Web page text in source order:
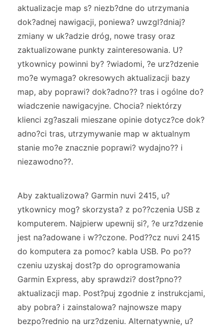
aktualizacje map s? niezb?dne do utrzymania
dok?adnej nawigacji, poniewa? uwzgl?dniaj?
zmiany w uk?adzie dróg, nowe trasy oraz
zaktualizowane punkty zainteresowania. U?
ytkownicy powinni by? ?wiadomi, ?e urz?dzenie
mo?e wymaga? okresowych aktualizacji bazy
map, aby poprawi? dok?adno?? tras i ogólne do?
wiadczenie nawigacyjne. Chocia? niektórzy
klienci zg?aszali mieszane opinie dotycz?ce dok?
adno?ci tras, utrzymywanie map w aktualnym
stanie mo?e znacznie poprawi? wydajno?? i
niezawodno??.
Aby zaktualizowa? Garmin nuvi 2415, u?
ytkownicy mog? skorzysta? z po??czenia USB z
komputerem. Najpierw upewnij si?, ?e urz?dzenie
jest na?adowane i w??czone. Pod??cz nuvi 2415
do komputera za pomoc? kabla USB. Po po??
czeniu uzyskaj dost?p do oprogramowania
Garmin Express, aby sprawdzi? dost?pno??
aktualizacji map. Post?puj zgodnie z instrukcjami,
aby pobra? i zainstalowa? najnowsze mapy
bezpo?rednio na urz?dzeniu. Alternatywnie, u?